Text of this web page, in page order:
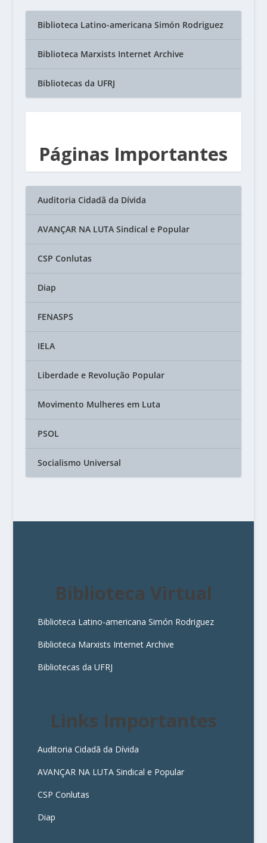
Biblioteca Latino-americana Simón Rodriguez
Biblioteca Marxists Internet Archive
Bibliotecas da UFRJ
Páginas Importantes
Auditoria Cidadã da Dívida
AVANÇAR NA LUTA Sindical e Popular
CSP Conlutas
Diap
FENASPS
IELA
Liberdade e Revolução Popular
Movimento Mulheres em Luta
PSOL
Socialismo Universal
Biblioteca Virtual
Biblioteca Latino-americana Simón Rodriguez
Biblioteca Marxists Internet Archive
Bibliotecas da UFRJ
Links Importantes
Auditoria Cidadã da Dívida
AVANÇAR NA LUTA Sindical e Popular
CSP Conlutas
Diap